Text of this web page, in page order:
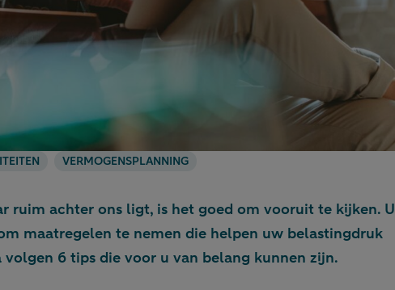
VERMOGENSPLANNING
ruim achter ons ligt, is het goed om vooruit te kijken. U
maatregelen te nemen die helpen uw belastingdruk
6 tips die voor u van belang kunnen zijn.